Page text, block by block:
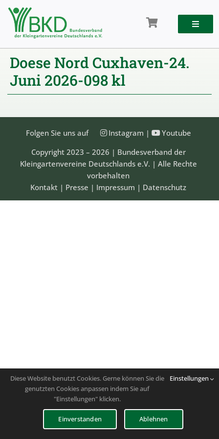
Zum
Inhalt
springen
Doese Nord Cuxhaven-24.
Juni 2026-098 kl
Folgen Sie uns auf Instagram |
Youtube
Copyright 2023 – 2026 | Bundesverband der
Kleingartenvereine Deutschlands e.V. | Alle Rechte
vorbehalten
Kontakt | Presse | Impressum | Datenschutz
Diese Website benutzt Cookies. Gerne können Sie die
genutzten Cookies anpassen indem Sie auf
"Einstellungen" klicken.
Einstellungen
Einverstanden Ablehnen